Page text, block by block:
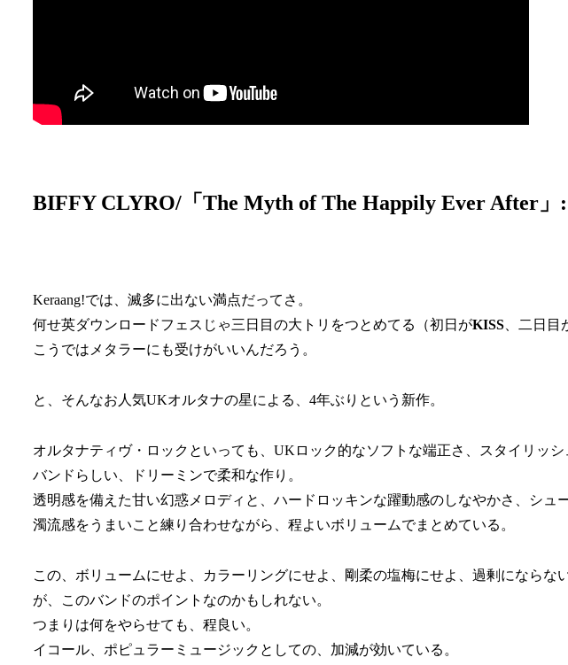
BIFFY CLYRO/「The Myth of The Happily Ever After」
Keraang!では、滅多に出ない満点だってさ。
何せ英ダウンロードフェスじゃ三日目の大トリをつとめてる（初日がKISS 、二日
こうではメタラーにも受けがいいんだろう。
と、そんなお人気UKオルタナの星による、4年ぶりという新作。
オルタナティヴ・ロックといっても、UKロック的なソフトな端正さ、スタイリッ
バンドらしい、ドリーミンで柔和な作り。
透明感を備えた甘い幻惑メロディと、ハードロッキンな躍動感のしなやかさ、シュ
濁流感をうまいこと練り合わせながら、程よいボリュームでまとめている。
この、ボリュームにせよ、カラーリングにせよ、剛柔の塩梅にせよ、過剰にならな
が、このバンドのポイントなのかもしれない。
つまりは何をやらせても、程良い。
イコール、ポピュラーミュージックとしての、加減が効いている。